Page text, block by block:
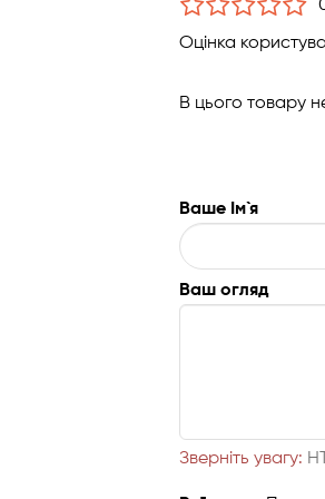
Оцінка
В цього товару
Ваше Ім`я
Ваш огляд
Зверніть увагу: